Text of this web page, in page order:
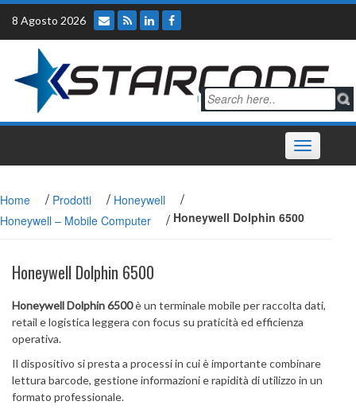
Skip
content
8 Agosto 2026
Toggle
navigation
Home / Prodotti / Honeywell /
Honeywell – Mobile Computer / Honeywell Dolphin 6500
Honeywell Dolphin 6500
Honeywell Dolphin 6500è un terminale mobile per raccolta dati,
retail e logistica leggera con focus su praticità ed efficienza
operativa.
Il dispositivo si presta a processi in cui è importante combinare
lettura barcode, gestione informazioni e rapidità di utilizzo in un
formato professionale.